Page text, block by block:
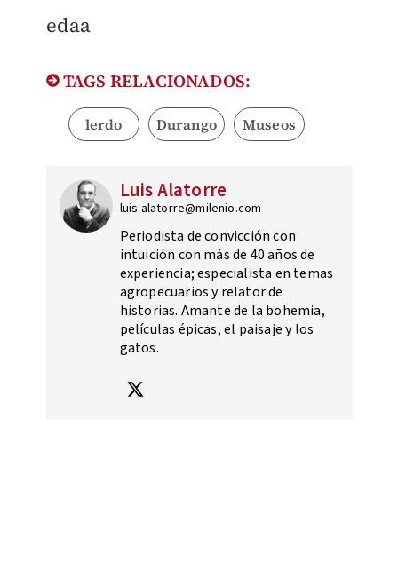
edaa
TAGS RELACIONADOS:
lerdo Durango Museos
Luis Alatorre
luis.alatorre@milenio.com
Periodista de convicción con
intuición con más de 40 años de
experiencia; especialista en temas
agropecuarios y relator de
historias. Amante de la bohemia,
películas épicas, el paisaje y los
gatos.